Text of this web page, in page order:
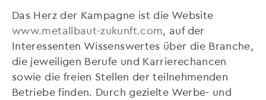
Das Herz der Kampagne ist die Website
www.metallbaut-zukunft.com , auf der
Interessenten Wissenswertes über die Branche,
die jeweiligen Berufe und Karrierechancen
sowie die freien Stellen der teilnehmenden
Betriebe finden. Durch gezielte Werbe- und